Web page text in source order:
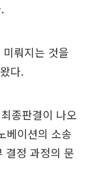
뤄지는 것을
다.
종판결이 나오
베이션의 소송
결정 과정의 문